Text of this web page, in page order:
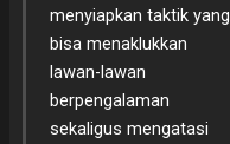
menyiapkan taktik yang
bisa menaklukkan
lawan-lawan
berpengalaman
sekaligus mengatasi